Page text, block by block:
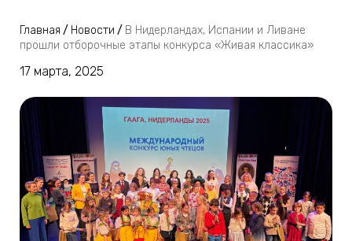
Главная / Новости / В Нидерландах, Испании и Ливане
прошли отборочные этапы конкурса «Живая классика»
17 марта, 2025